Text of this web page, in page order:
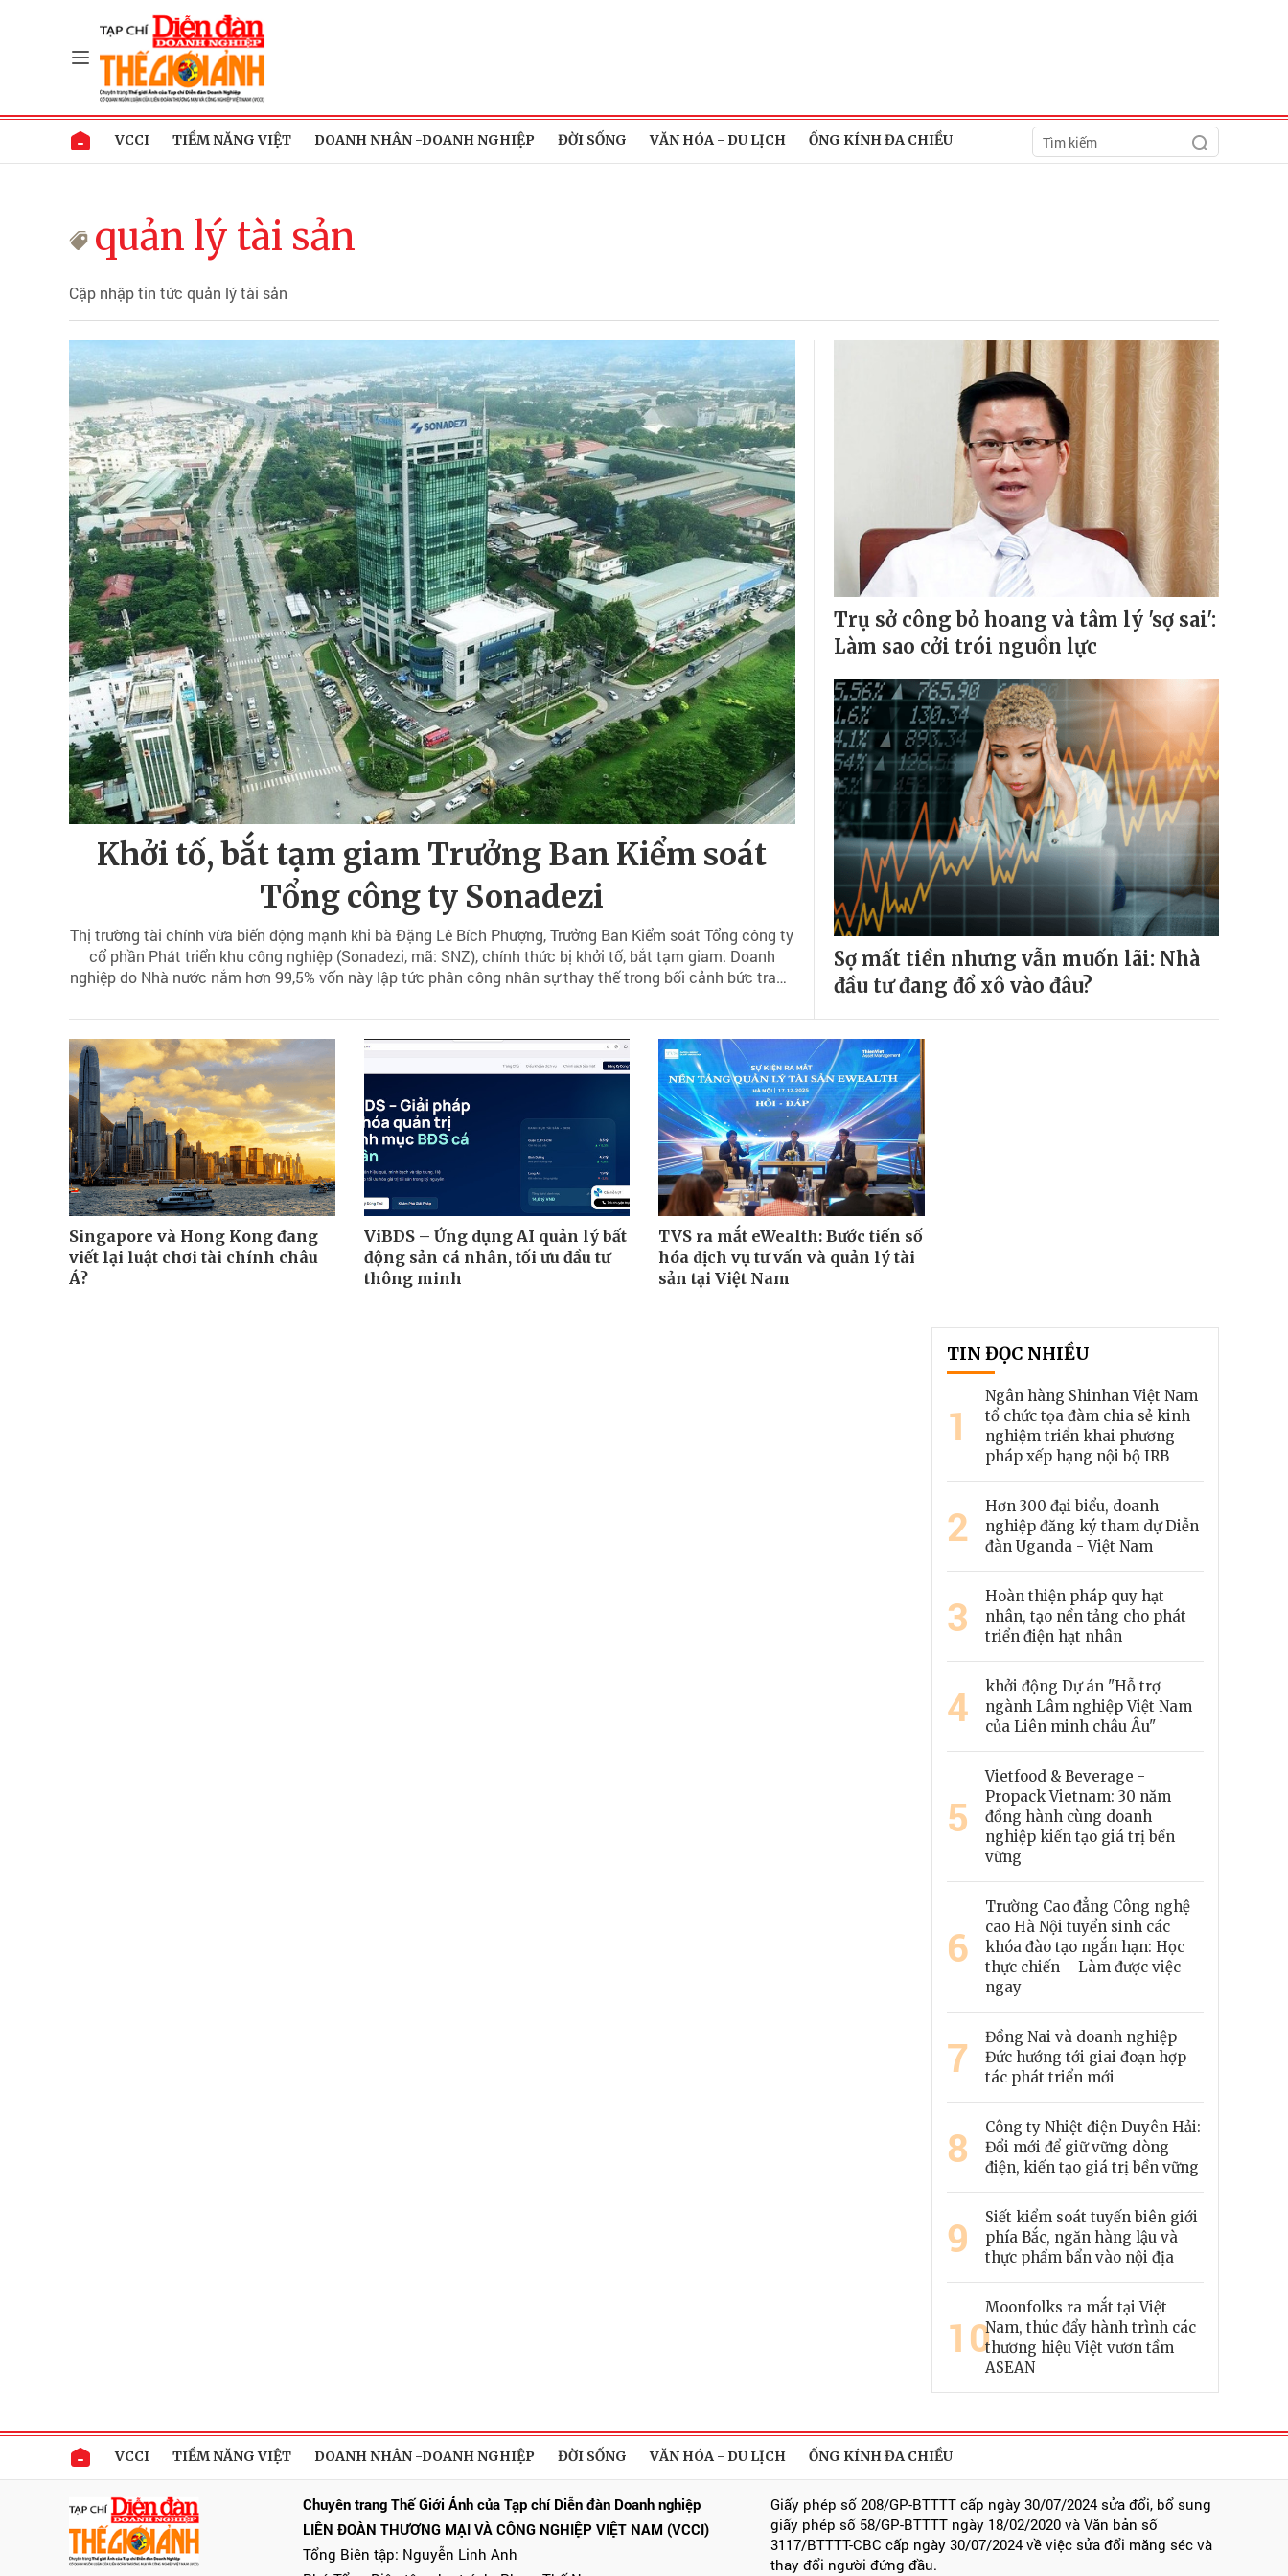
VCCI TIỀM NĂNG VIỆT DOANH NHÂN -DOANH NGHIỆP ĐỜI SỐNG VĂN HÓA - DU LỊCH ỐNG KÍNH ĐA CHIỀU
quản lý tài sản
Cập nhập tin tức quản lý tài sản
Khởi tố, bắt tạm giam Trưởng Ban Kiểm soát
Tổng công ty Sonadezi
Thị trường tài chính vừa biến động mạnh khi bà Đặng Lê Bích Phượng, Trưởng Ban Kiểm soát Tổng công ty
cổ phần Phát triển khu công nghiệp (Sonadezi, mã: SNZ), chính thức bị khởi tố, bắt tạm giam. Doanh
nghiệp do Nhà nước nắm hơn 99,5% vốn này lập tức phân công nhân sự thay thế trong bối cảnh bức tranh
Trụ sở công bỏ hoang và tâm lý 'sợ sai':
Làm sao cởi trói nguồn lực
Sợ mất tiền nhưng vẫn muốn lãi: Nhà
đầu tư đang đổ xô vào đâu?
Singapore và Hong Kong đang
viết lại luật chơi tài chính châu
Á?
ViBDS – Ứng dụng AI quản lý bất
động sản cá nhân, tối ưu đầu tư
thông minh
TVS ra mắt eWealth: Bước tiến số
hóa dịch vụ tư vấn và quản lý tài
sản tại Việt Nam
TIN ĐỌC NHIỀU
1
Ngân hàng Shinhan Việt Nam
tổ chức tọa đàm chia sẻ kinh
nghiệm triển khai phương
pháp xếp hạng nội bộ IRB
2
Hơn 300 đại biểu, doanh
nghiệp đăng ký tham dự Diễn
đàn Uganda - Việt Nam
3
Hoàn thiện pháp quy hạt
nhân, tạo nền tảng cho phát
triển điện hạt nhân
4
khởi động Dự án "Hỗ trợ
ngành Lâm nghiệp Việt Nam
của Liên minh châu Âu"
5
Vietfood & Beverage -
Propack Vietnam: 30 năm
đồng hành cùng doanh
nghiệp kiến tạo giá trị bền
vững
6
Trường Cao đẳng Công nghệ
cao Hà Nội tuyển sinh các
khóa đào tạo ngắn hạn: Học
thực chiến – Làm được việc
ngay
7
Đồng Nai và doanh nghiệp
Đức hướng tới giai đoạn hợp
tác phát triển mới
8
Công ty Nhiệt điện Duyên Hải:
Đổi mới để giữ vững dòng
điện, kiến tạo giá trị bền vững
9
Siết kiểm soát tuyến biên giới
phía Bắc, ngăn hàng lậu và
thực phẩm bẩn vào nội địa
10
Moonfolks ra mắt tại Việt
Nam, thúc đẩy hành trình các
thương hiệu Việt vươn tầm
ASEAN
VCCI TIỀM NĂNG VIỆT DOANH NHÂN -DOANH NGHIỆP ĐỜI SỐNG VĂN HÓA - DU LỊCH ỐNG KÍNH ĐA CHIỀU
Chuyên trang Thế Giới Ảnh của Tạp chí Diễn đàn Doanh nghiệp
LIÊN ĐOÀN THƯƠNG MẠI VÀ CÔNG NGHIỆP VIỆT NAM (VCCI)
Tổng Biên tập: Nguyễn Linh Anh
Giấy phép số 208/GP-BTTTT cấp ngày 30/07/2024 sửa đổi, bổ sung
giấy phép số 58/GP-BTTTT ngày 18/02/2020 và Văn bản số
3117/BTTTT-CBC cấp ngày 30/07/2024 về việc sửa đổi măng séc và
thay đổi người đứng đầu.